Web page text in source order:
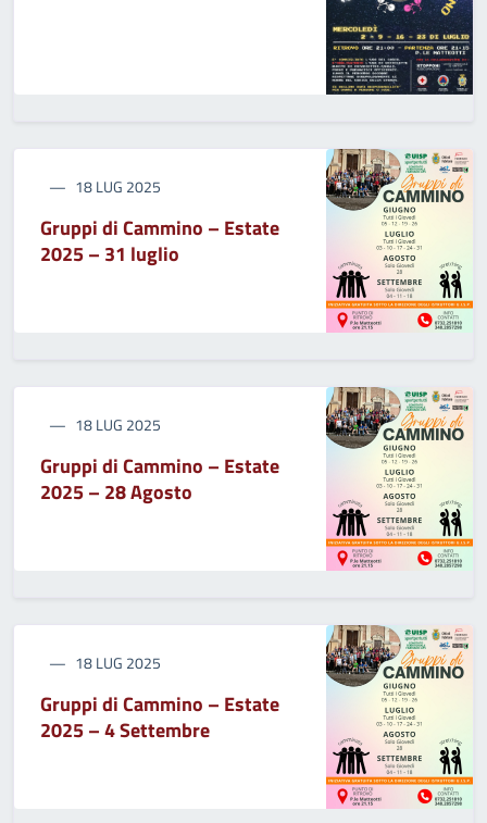
18 LUG 2025
Gruppi di Cammino – Estate
2025 – 31 luglio
18 LUG 2025
Gruppi di Cammino – Estate
2025 – 28 Agosto
18 LUG 2025
Gruppi di Cammino – Estate
2025 – 4 Settembre